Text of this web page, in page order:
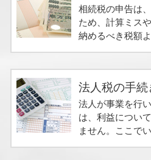
相続税の申告は
ため、計算ミス
納めるべき税額
法人税の手続
法人が事業を行
は、利益につい
ません。ここで